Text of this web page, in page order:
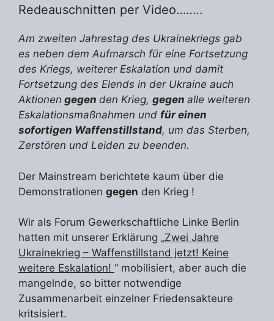
Redeauschnitten per Video……..
Am zweiten Jahrestag des Ukrainekriegs gab
es neben dem Aufmarsch für eine Fortsetzung
des Kriegs, weiterer Eskalation und damit
Fortsetzung des Elends in der Ukraine auch
Aktionen gegen den Krieg, gegen alle weiteren
Eskalationsmaßnahmen und für einen
sofortigen Waffenstillstand, um das Sterben,
Zerstören und Leiden zu beenden.
Der Mainstream berichtete kaum über die
Demonstrationen gegen den Krieg !
Wir als Forum Gewerkschaftliche Linke Berlin
hatten mit unserer Erklärung „Zwei Jahre
Ukrainekrieg – Waffenstillstand jetzt! Keine
weitere Eskalation! “ mobilisiert, aber auch die
mangelnde, so bitter notwendige
Zusammenarbeit einzelner Friedensakteure
kritsisiert.